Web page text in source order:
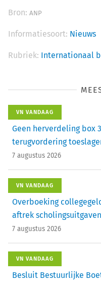
Bron: ANP
Informatiesoort: Nieuws
Rubriek: Internationaal
VN VANDAAG
Geen herverdeling box
terugvordering
7 augustus 2026
VN VANDAAG
Overboeking
aftrek scholingsuitgaven
7 augustus 2026
VN VANDAAG
Besluit Bestuurlijke